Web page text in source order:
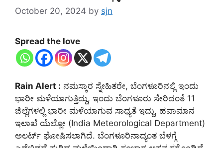
October 20, 2024 by sjn
Spread the love
Rain Alert : ನಮಸ್ಕಾರ ಸ್ನೇಹಿತರೇ, ಬೆಂಗಳೂರಿನಲ್ಲಿ ಇಂದು
ಭಾರೀ ಮಳೆಯಾಗುತ್ತಿದ್ದು, ಇಂದು ಬೆಂಗಳೂರು ಸೇರಿದಂತೆ 11
ಜಿಲ್ಲೆಗಳಲ್ಲಿ ಭಾರೀ ಮಳೆಯಾಗುವ ಸಾಧ್ಯತೆ ಇದ್ದು, ಹವಾಮಾನ
ಇಲಾಖೆ ಯೆಲ್ಲೋ (India Meteorological Department)
ಅಲರ್ಟ್ ಘೋಷಿಸಲಾಗಿದೆ. ಬೆಂಗಳೂರಿನಾದ್ಯಂತ ಬೆಳಗ್ಗೆ